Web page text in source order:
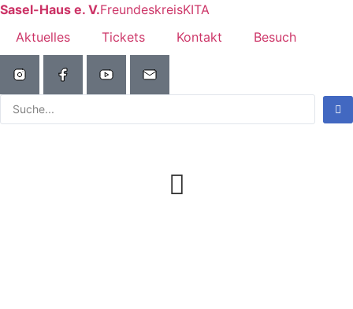
Zum
wechseln
Sasel-Haus e. V.FreundeskreisKITA
Aktuelles
Tickets Kontakt Besuch
Search